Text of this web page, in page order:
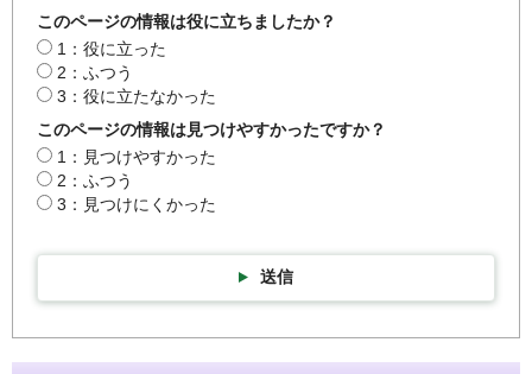
このページの情報は役に立ちましたか？
1：役に立った
2：ふつう
3：役に立たなかった
このページの情報は見つけやすかったですか？
1：見つけやすかった
2：ふつう
3：見つけにくかった
送信